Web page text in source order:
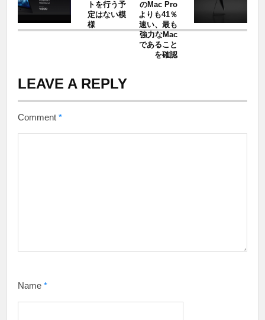
トを行う予
定はない模
様
のMac Pro
よりも41％
速い、最も
強力なMac
であること
を確認
LEAVE A REPLY
Comment *
Name *